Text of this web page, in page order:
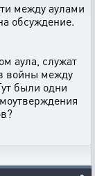
между аулами
обсуждение.
аула, служат
войны между
были одни